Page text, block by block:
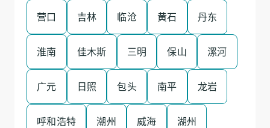
营口 吉林 临沧 黄石 丹东
淮南 佳木斯 三明 保山 漯河
广元 日照 包头 南平 龙岩
呼和浩特 潮州 威海 湖州